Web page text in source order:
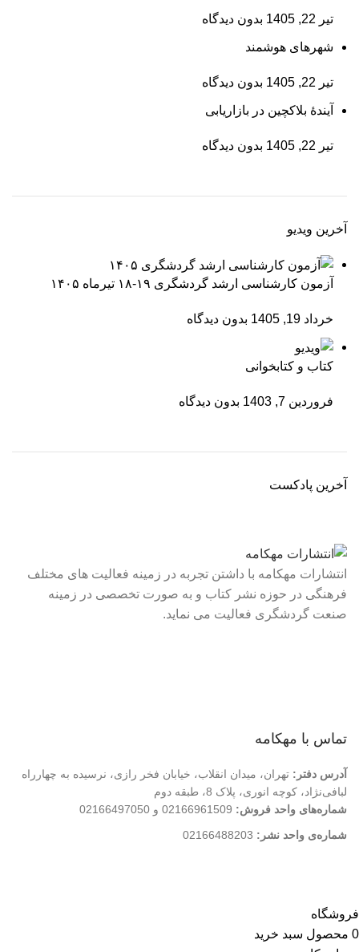
تیر 22, 1405 بدون دیدگاه
شهرهای هوشمند
تیر 22, 1405 بدون دیدگاه
آیندۀ بلاکچین در بازاریابی
تیر 22, 1405 بدون دیدگاه
آخرین ویدیو
آزمون کارشناسی ارشد گردشگری ۱۹-۱۸ تیرماه ۱۴۰۵
خرداد 19, 1405 بدون دیدگاه
کتاب و کتابخوانی
فروردین 7, 1403 بدون دیدگاه
آخرین پادکست
انتشارات مهکامه با داشتن تجربه در زمینه فعالیت های مختلف
فرهنگی در حوزه نشر کتاب و به صورت تخصصی در زمینه
صنعت گردشگری فعالیت می نماید.
تماس با مهکامه
آدرس دفتر: تهران، میدان انقلاب، خیابان فخر رازی، نرسیده به چهارراه
لبافی‌نژاد، کوچه انوری، پلاک 8، طبقه دوم
شماره‌های واحد فروش: 02166961509 و 02166497050
شماره‌‌ی واحد نشر:
فروشگاه
0 محصول سبد خرید